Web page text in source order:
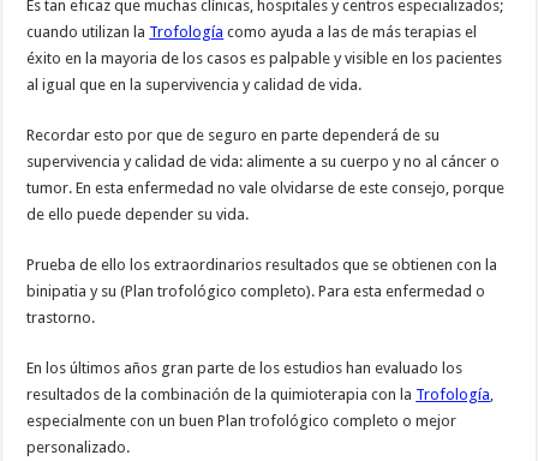
Es tan eficaz que muchas clínicas, hospitales y centros especializados;
cuando utilizan la Trofología como ayuda a las de más terapias el
éxito en la mayoria de los casos es palpable y visible en los pacientes
al igual que en la supervivencia y calidad de vida.
Recordar esto por que de seguro en parte dependerá de su
supervivencia y calidad de vida: alimente a su cuerpo y no al cáncer o
tumor. En esta enfermedad no vale olvidarse de este consejo, porque
de ello puede depender su vida.
Prueba de ello los extraordinarios resultados que se obtienen con la
binipatia y su (Plan trofológico completo). Para esta enfermedad o
trastorno.
En los últimos años gran parte de los estudios han evaluado los
resultados de la combinación de la quimioterapia con la Trofología
especialmente con un buen Plan trofológico completo o mejor
personalizado.